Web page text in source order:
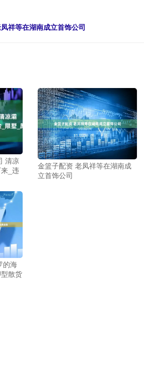
祥等在湖南成立首饰公司
清凉
_违
金篮子配资 老凤祥等在湖南成
立首饰公司
的海
散货